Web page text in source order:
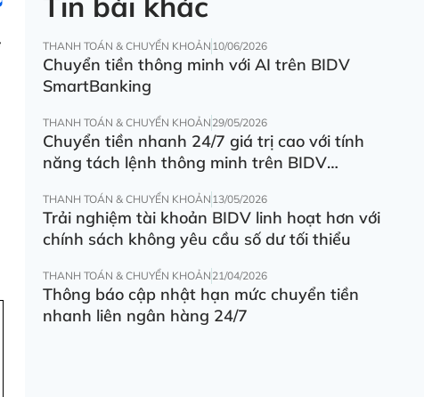
THANH TOÁN & CHUYỂN KHOẢN 10/06/2026
Chuyển tiền thông minh với AI trên BIDV
SmartBanking
THANH TOÁN & CHUYỂN KHOẢN 29/05/2026
Chuyển tiền nhanh 24/7 giá trị cao với tính
năng tách lệnh thông minh trên BIDV
THANH TOÁN & CHUYỂN KHOẢN 13/05/2026
Trải nghiệm tài khoản BIDV linh hoạt hơn với
chính sách không yêu cầu số dư tối thiểu
THANH TOÁN & CHUYỂN KHOẢN 21/04/2026
Thông báo cập nhật hạn mức chuyển tiền
nhanh liên ngân hàng 24/7